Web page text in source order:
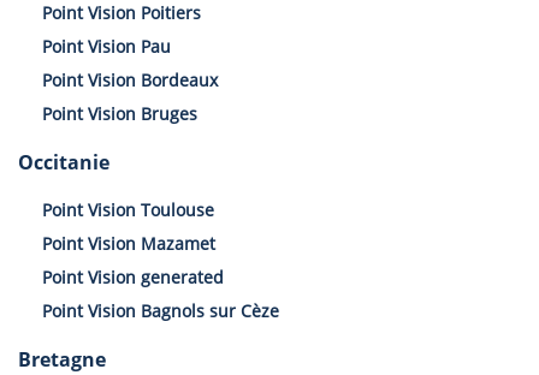
Point Vision Poitiers
Point Vision Pau
Point Vision Bordeaux
Point Vision Bruges
Occitanie
Point Vision Toulouse
Point Vision Mazamet
Point Vision generated
Point Vision Bagnols sur Cèze
Bretagne